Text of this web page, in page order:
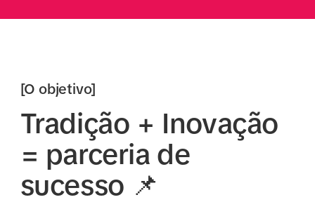
[O objetivo]
Tradição + Inovação
= parceria de
sucesso 📌